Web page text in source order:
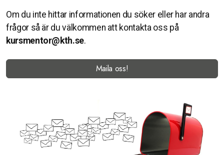
Om du inte hittar informationen du söker eller har andra
frågor så är du välkommen att kontakta oss på
kursmentor@kth.se.
Maila oss!